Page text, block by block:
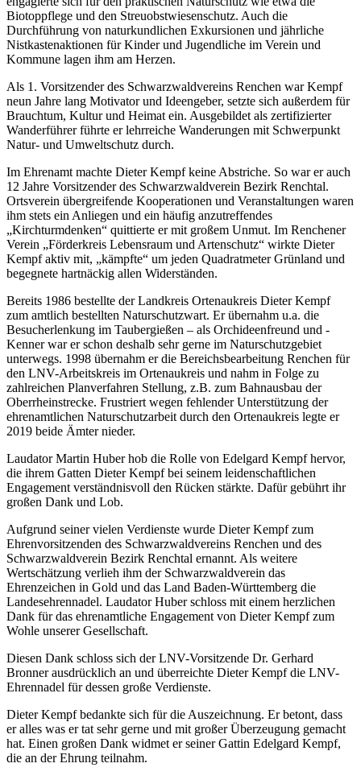
Biotoppflege und den Streuobstwiesenschutz. Auch die
Durchführung von naturkundlichen Exkursionen und jährliche
Nistkastenaktionen für Kinder und Jugendliche im Verein und
Kommune lagen ihm am Herzen.
Als 1. Vorsitzender des Schwarzwaldvereins Renchen war Kempf
neun Jahre lang Motivator und Ideengeber, setzte sich außerdem für
Brauchtum, Kultur und Heimat ein. Ausgebildet als zertifizierter
Wanderführer führte er lehrreiche Wanderungen mit Schwerpunkt
Natur- und Umweltschutz durch.
Im Ehrenamt machte Dieter Kempf keine Abstriche. So war er auch
12 Jahre Vorsitzender des Schwarzwaldverein Bezirk Renchtal.
Ortsverein übergreifende Kooperationen und Veranstaltungen waren
ihm stets ein Anliegen und ein häufig anzutreffendes
„Kirchturmdenken“ quittierte er mit großem Unmut. Im Renchener
Verein „Förderkreis Lebensraum und Artenschutz“ wirkte Dieter
Kempf aktiv mit, „kämpfte“ um jeden Quadratmeter Grünland und
begegnete hartnäckig allen Widerständen.
Bereits 1986 bestellte der Landkreis Ortenaukreis Dieter Kempf
zum amtlich bestellten Naturschutzwart. Er übernahm u.a. die
Besucherlenkung im Taubergießen – als Orchideenfreund und -
Kenner war er schon deshalb sehr gerne im Naturschutzgebiet
unterwegs. 1998 übernahm er die Bereichsbearbeitung Renchen für
den LNV-Arbeitskreis im Ortenaukreis und nahm in Folge zu
zahlreichen Planverfahren Stellung, z.B. zum Bahnausbau der
Oberrheinstrecke. Frustriert wegen fehlender Unterstützung der
ehrenamtlichen Naturschutzarbeit durch den Ortenaukreis legte er
2019 beide Ämter nieder.
Laudator Martin Huber hob die Rolle von Edelgard Kempf hervor,
die ihrem Gatten Dieter Kempf bei seinem leidenschaftlichen
Engagement verständnisvoll den Rücken stärkte. Dafür gebührt ihr
großen Dank und Lob.
Aufgrund seiner vielen Verdienste wurde Dieter Kempf zum
Ehrenvorsitzenden des Schwarzwaldvereins Renchen und des
Schwarzwaldverein Bezirk Renchtal ernannt. Als weitere
Wertschätzung verlieh ihm der Schwarzwaldverein das
Ehrenzeichen in Gold und das Land Baden-Württemberg die
Landesehrennadel. Laudator Huber schloss mit einem herzlichen
Dank für das ehrenamtliche Engagement von Dieter Kempf zum
Wohle unserer Gesellschaft.
Diesen Dank schloss sich der LNV-Vorsitzende Dr. Gerhard
Bronner ausdrücklich an und überreichte Dieter Kempf die LNV-
Ehrennadel für dessen große Verdienste.
Dieter Kempf bedankte sich für die Auszeichnung. Er betont, dass
er alles was er tat sehr gerne und mit großer Überzeugung gemacht
hat. Einen großen Dank widmet er seiner Gattin Edelgard Kempf,
die an der Ehrung teilnahm.